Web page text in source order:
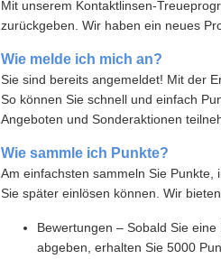
Mit unserem Kontaktlinsen-
zurückgeben. Wir haben ein neues
Wie melde ich mich an?
Sie sind bereits angemeldet! ​​Mit der
So können Sie schnell und einfach
Angeboten und Sonderaktionen
Wie sammle ich Punkte?
Am einfachsten sammeln Sie
Sie später einlösen können. Wir
Bewertungen – Sobald Sie
abgeben, erhalten Sie 5000